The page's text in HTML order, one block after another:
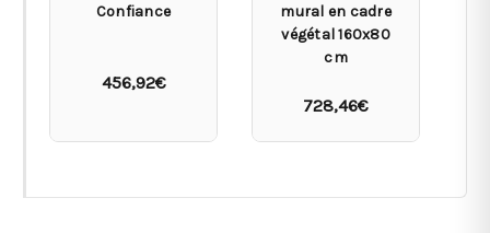
Confiance
456,92€
mural en cadre
végétal 160x80
cm
728,46€